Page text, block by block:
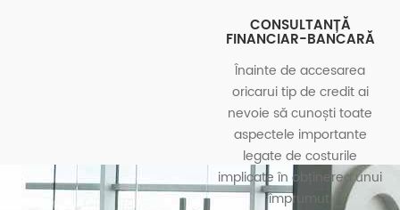
CONSULTANȚĂ
FINANCIAR-BANCARĂ
Înainte de accesarea
oricarui tip de credit ai
nevoie să cunoști toate
aspectele importante
legate de costurile
implicate în obținerea unui
împrumut.